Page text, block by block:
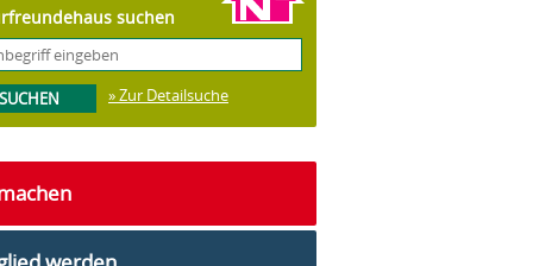
suchen
» Zur Detailsuche